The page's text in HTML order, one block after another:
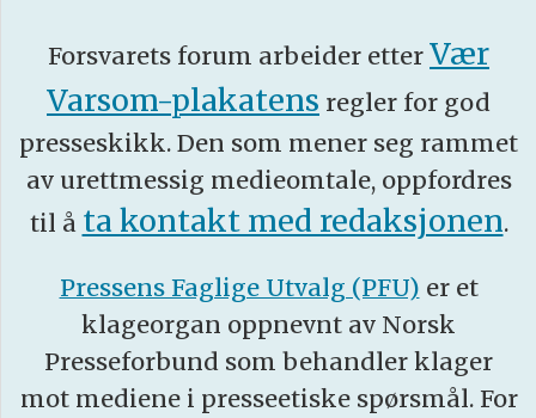
Forsvarets forum arbeider etter Vær
Varsom-plakatens regler for god
presseskikk. Den som mener seg rammet
av urettmessig medieomtale, oppfordres
til å ta kontakt med redaksjonen.
Pressens Faglige Utvalg (PFU) er et
klageorgan oppnevnt av Norsk
Presseforbund som behandler klager
mot mediene i presseetiske spørsmål. For